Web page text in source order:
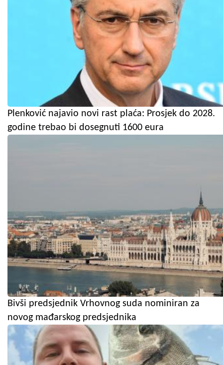
Plenković najavio novi rast plaća: Prosjek do 2028.
godine trebao bi dosegnuti 1600 eura
Bivši predsjednik Vrhovnog suda nominiran za
novog mađarskog predsjednika